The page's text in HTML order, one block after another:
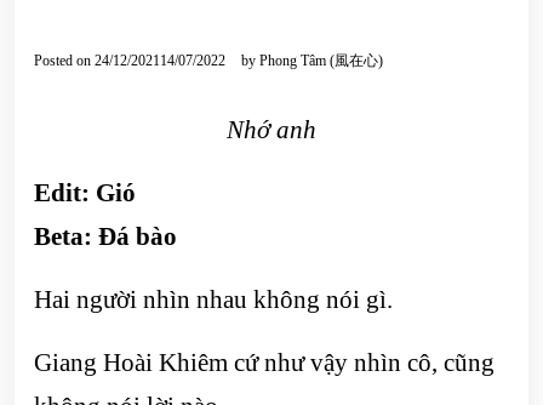
Posted on 24/12/202114/07/2022 by Phong Tâm (風在心)
Nhớ anh
Edit: Gió
Beta: Đá bào
Hai người nhìn nhau không nói gì.
Giang Hoài Khiêm cứ như vậy nhìn cô, cũng